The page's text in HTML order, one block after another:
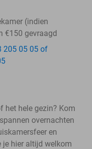
(indien
€150 gevraagd
205 05 05 of
het hele gezin? Kom
overnachten
en
hier altijd welkom